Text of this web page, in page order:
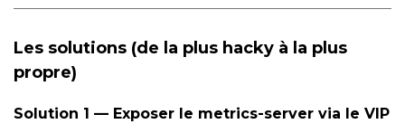
Les solutions (de la plus hacky à la plus
propre)
Solution 1 — Exposer le metrics-server via le VIP